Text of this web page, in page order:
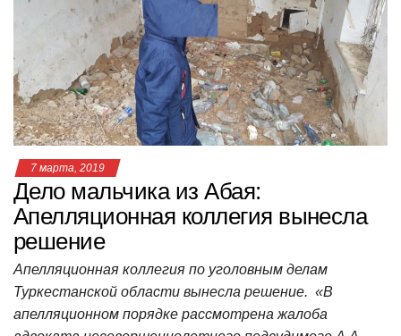
а
ц
и
ю
7 марта, 2019
Дело мальчика из Абая:
Апелляционная коллегия вынесла
решение
Апелляционная коллегия по уголовным делам
Туркестанской области вынесла решение. «В
апелляционном порядке рассмотрена жалоба